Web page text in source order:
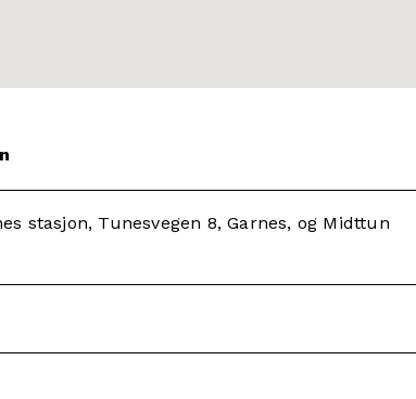
stasjon, Tunesvegen 8, Garnes, og Midttun